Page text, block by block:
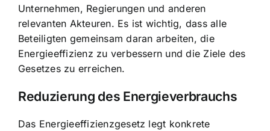
Unternehmen, Regierungen und anderen
relevanten Akteuren. Es ist wichtig, dass alle
Beteiligten gemeinsam daran arbeiten, die
Energieeffizienz zu verbessern und die Ziele des
Gesetzes zu erreichen.
Reduzierung des Energieverbrauchs
Das Energieeffizienzgesetz legt konkrete